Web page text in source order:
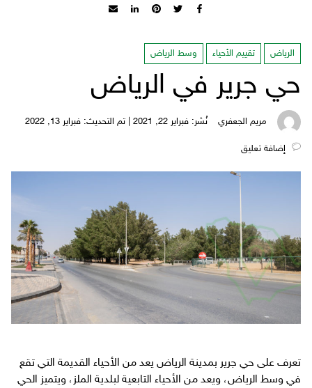
الرياض تقييم الأحياء وسط الرياض
حي جرير في الرياض
مريم الجعفري نُشر: فبراير 22, 2021 | تم التحديث: فبراير 13, 2022
تعرف على حي جرير بمدينة الرياض يعد من الأحياء القديمة التي تقع
في وسط الرياض، ويعد من الأحياء التابعية لبلدية الملز، ويتميز الحي